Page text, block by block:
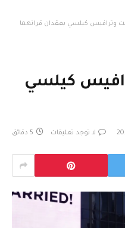
وترافيس كيلسي يعقدان قرانهما
كيلسي
لا توجد تعليقات 5 دقائق